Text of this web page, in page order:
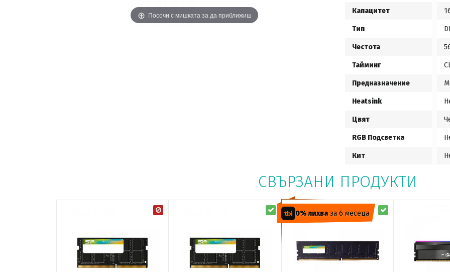
Посочи с мишката за да приближиш Капацитет
Тип
Честота
Тайминг
Предназначение
Heatsink
Цвят
RGB Подсветка
Кит
СВЪРЗАНИ ПРОДУКТИ
0% лихваза 6 месеца